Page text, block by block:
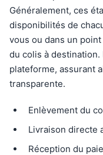
Généralement, ces
disponibilités de
vous ou dans un
du colis à destination.
plateforme, assurant
transparente.
Enlèvement du
Livraison directe
Réception du